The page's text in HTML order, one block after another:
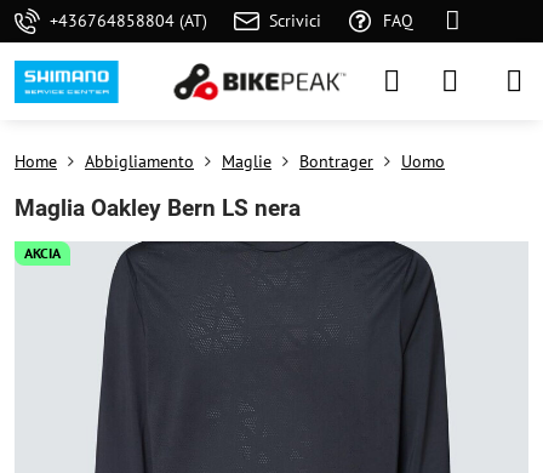
+436764858804 (AT) Scrivici FAQ
AKCIA
Home Abbigliamento Maglie Bontrager Uomo
Maglia Oakley Bern LS nera